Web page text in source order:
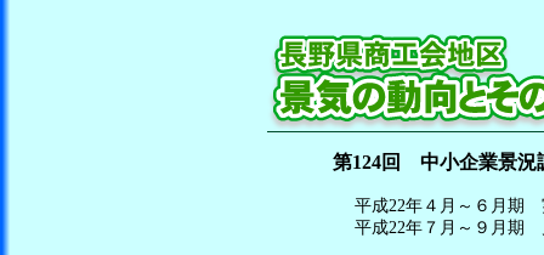
第124回 中小企業景況
平成22年４月～６月
平成22年７月～９月期